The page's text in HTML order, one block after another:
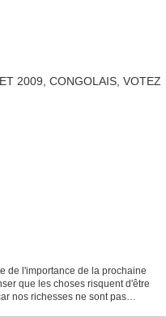
de l'importance de la prochaine
que les choses risquent d'être
nos richesses ne sont pas